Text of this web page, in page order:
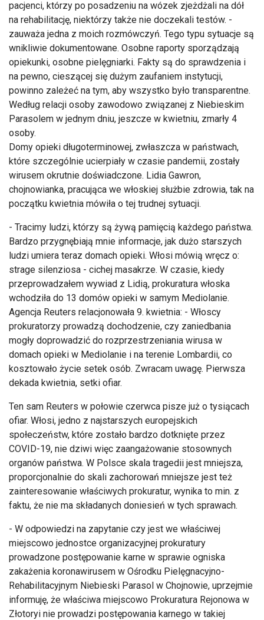
pacjenci, którzy po posadzeniu na wózek zjeżdżali na dół
na rehabilitację, niektórzy także nie doczekali testów. -
zauważa jedna z moich rozmówczyń. Tego typu sytuacje są
wnikliwie dokumentowane. Osobne raporty sporządzają
opiekunki, osobne pielęgniarki. Fakty są do sprawdzenia i
na pewno, cieszącej się dużym zaufaniem instytucji,
powinno zależeć na tym, aby wszystko było transparentne.
Według relacji osoby zawodowo związanej z Niebieskim
Parasolem w jednym dniu, jeszcze w kwietniu, zmarły 4
osoby.
Domy opieki długoterminowej, zwłaszcza w państwach,
które szczególnie ucierpiały w czasie pandemii, zostały
wirusem okrutnie doświadczone. Lidia Gawron,
chojnowianka, pracująca we włoskiej służbie zdrowia, tak na
początku kwietnia mówiła o tej trudnej sytuacji.
- Tracimy ludzi, którzy są żywą pamięcią każdego państwa.
Bardzo przygnębiają mnie informacje, jak dużo starszych
ludzi umiera teraz domach opieki. Włosi mówią wręcz o:
strage silenziosa - cichej masakrze. W czasie, kiedy
przeprowadzałem wywiad z Lidią, prokuratura włoska
wchodziła do 13 domów opieki w samym Mediolanie.
Agencja Reuters relacjonowała 9. kwietnia: - Włoscy
prokuratorzy prowadzą dochodzenie, czy zaniedbania
mogły doprowadzić do rozprzestrzeniania wirusa w
domach opieki w Mediolanie i na terenie Lombardii, co
kosztowało życie setek osób. Zwracam uwagę. Pierwsza
dekada kwietnia, setki ofiar.
Ten sam Reuters w połowie czerwca pisze już o tysiącach
ofiar. Włosi, jedno z najstarszych europejskich
społeczeństw, które zostało bardzo dotknięte przez
COVID-19, nie dziwi więc zaangażowanie stosownych
organów państwa. W Polsce skala tragedii jest mniejsza,
proporcjonalnie do skali zachorowań mniejsze jest też
zainteresowanie właściwych prokuratur, wynika to min. z
faktu, że nie ma składanych doniesień w tych sprawach.
- W odpowiedzi na zapytanie czy jest we właściwej
miejscowo jednostce organizacyjnej prokuratury
prowadzone postępowanie karne w sprawie ogniska
zakażenia koronawirusem w Ośrodku Pielęgnacyjno-
Rehabilitacyjnym Niebieski Parasol w Chojnowie, uprzejmie
informuję, że właściwa miejscowo Prokuratura Rejonowa w
Złotoryi nie prowadzi postępowania karnego w takiej